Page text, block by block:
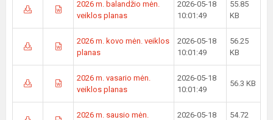
2026 m. balandžio mėn.
veiklos planas
2026-05-18
10:01:49
55.85
KB
2026 m. kovo mėn. veiklos
planas
2026-05-18
10:01:49
56.25
KB
2026 m. vasario mėn.
veiklos planas
2026-05-18
10:01:49
56.3 KB
2026 m. sausio mėn.
2026-05-18
54.72